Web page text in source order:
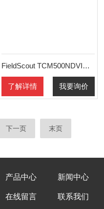
FieldScout TCM500NDVI草皮色彩计
了解详情 我要询价
下一页 末页
产品中心 新闻中心
在线留言 联系我们